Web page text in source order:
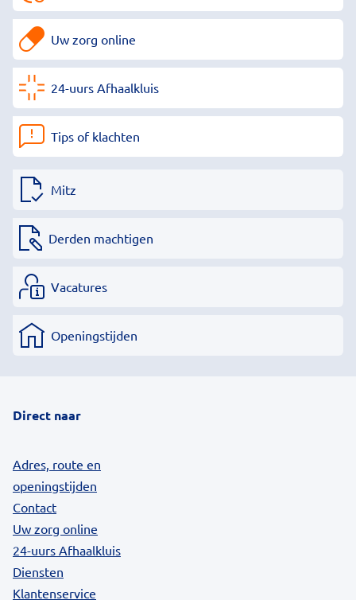
Uw zorg online
24-uurs Afhaalkluis
Tips of klachten
Mitz
Derden machtigen
Vacatures
Openingstijden
Direct naar
Adres, route en
openingstijden
Contact
Uw zorg online
24-uurs Afhaalkluis
Diensten
Klantenservice